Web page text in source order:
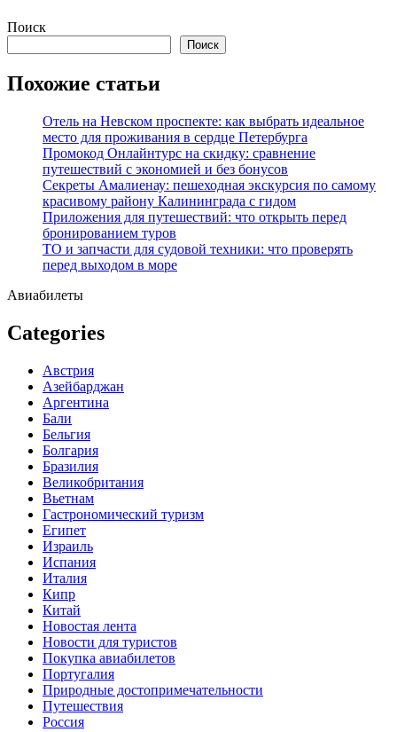
Перейти
содержимому
Поиск
Поиск
Похожие статьи
Отель на Невском проспекте: как выбрать идеальное
место для проживания в сердце Петербурга
Промокод Онлайнтурс на скидку: сравнение
путешествий с экономией и без бонусов
Секреты Амалиенау: пешеходная экскурсия по самому
красивому району Калининграда с гидом
Приложения для путешествий: что открыть перед
бронированием туров
ТО и запчасти для судовой техники: что проверять
перед выходом в море
Авиабилеты
Categories
Австрия
Азейбарджан
Аргентина
Бали
Бельгия
Болгария
Бразилия
Великобритания
Вьетнам
Гастрономический туризм
Египет
Израиль
Испания
Италия
Кипр
Китай
Новостая лента
Новости для туристов
Покупка авиабилетов
Португалия
Природные достопримечательности
Путешествия
Россия